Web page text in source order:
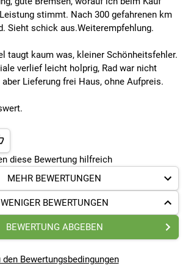
stimmt. Nach 300 gefahrenen km
Sieht schick aus.Weiterempfehlung.
taugt kaum was, kleiner Schönheitsfehler.
verlief leicht holprig, Rad war nicht
aber Lieferung frei Haus, ohne Aufpreis.
diese Bewertung hilfreich
MEHR BEWERTUNGEN
WENIGER BEWERTUNGEN
BEWERTUNG ABGEBEN
den Bewertungsbedingungen